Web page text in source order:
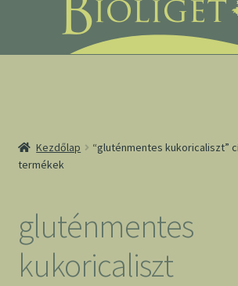
navigációhoz
tartalomba
Kezdőlap
“gluténmentes kukoricaliszt”
termékek
gluténmentes
kukoricaliszt